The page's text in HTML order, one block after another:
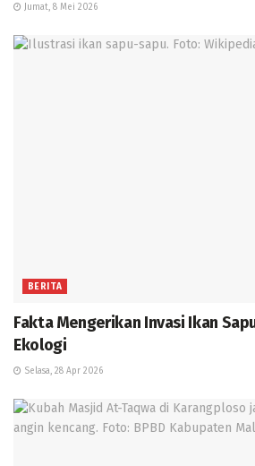
Jumat, 8 Mei 2026
BERITA
Fakta Mengerikan Invasi Ikan
Ekologi
Selasa, 28 Apr 2026